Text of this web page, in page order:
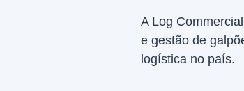
A Log
e gestão de
logística no país.